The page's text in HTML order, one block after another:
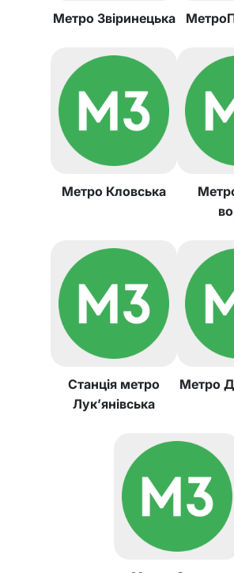
Метро Звіринецька
Метро Кловська
Станція метро
Лук’янівська
Метро